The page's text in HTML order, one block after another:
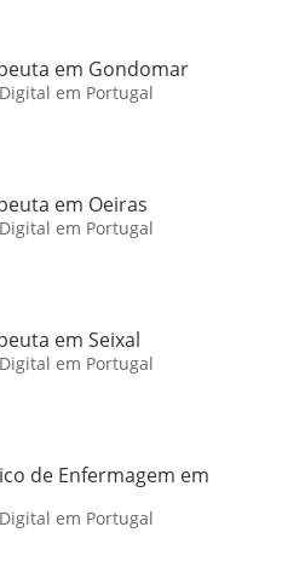
em Gondomar
em Portugal
em Oeiras
em Portugal
em Seixal
em Portugal
de Enfermagem em
em Portugal